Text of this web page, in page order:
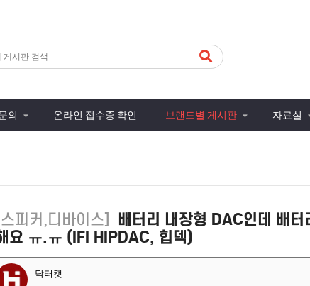
의 온라인 접수증 확인 브랜드별 게시판 자료실
피커,디바이스]
배터리 내장형 DAC인데 배
요 ㅠ.ㅠ (IFI HIPDAC, 힙덱)
닥터캣